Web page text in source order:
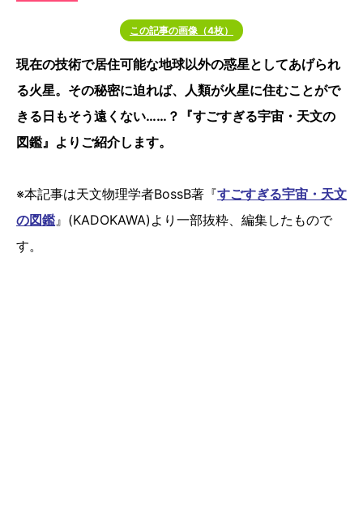
この記事の画像（4枚）
現在の技術で居住可能な地球以外の惑星としてあげられ
る火星。その秘密に迫れば、人類が火星に住むことがで
きる日もそう遠くない……？『すごすぎる宇宙・天文の
図鑑』よりご紹介します。
※本記事は天文物理学者BossB著『すごすぎる宇宙・天文
の図鑑 』(KADOKAWA)より一部抜粋、編集したもので
す。